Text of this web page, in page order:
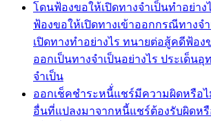
โดนฟ้องขอให้เปิดทางจำเป็นทำอย่าง
ฟ้องขอให้เปิดทางเข้าออกกรณีทางจ
เปิดทางทำอย่างไร ทนายต่อสู้คดีฟ้อง
ออกเป็นทางจำเป็นอย่างไร ประเด็น
จำเป็น
ออกเช็คชำระหนี้่แชร์มีความผิดหรือ
อื่นที่แปลงมาจากหนี้แชร์ต้องรับผิดห